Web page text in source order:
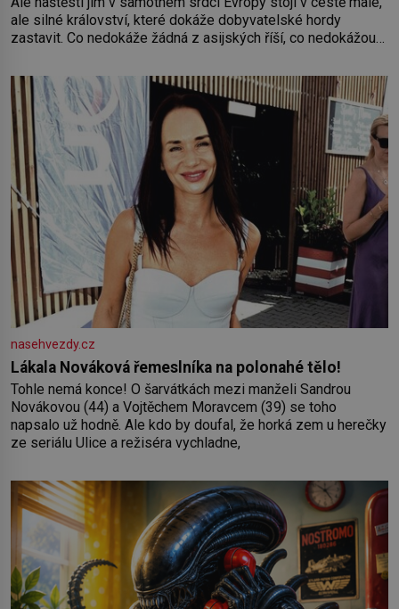
ale silné království, které dokáže dobyvatelské hordy
zastavit. Co nedokáže žádná z asijských říší, co nedokážou
od roku 1223 postupují podél Kaspického a Azovského
moře,
nasehvezdy.cz
Lákala Nováková řemeslníka na polonahé tělo!
Tohle nemá konce! O šarvátkách mezi manželi Sandrou
Novákovou (44) a Vojtěchem Moravcem (39) se toho
napsalo už hodně. Ale kdo by doufal, že horká zem u herečky
ze seriálu Ulice a režiséra vychladne,